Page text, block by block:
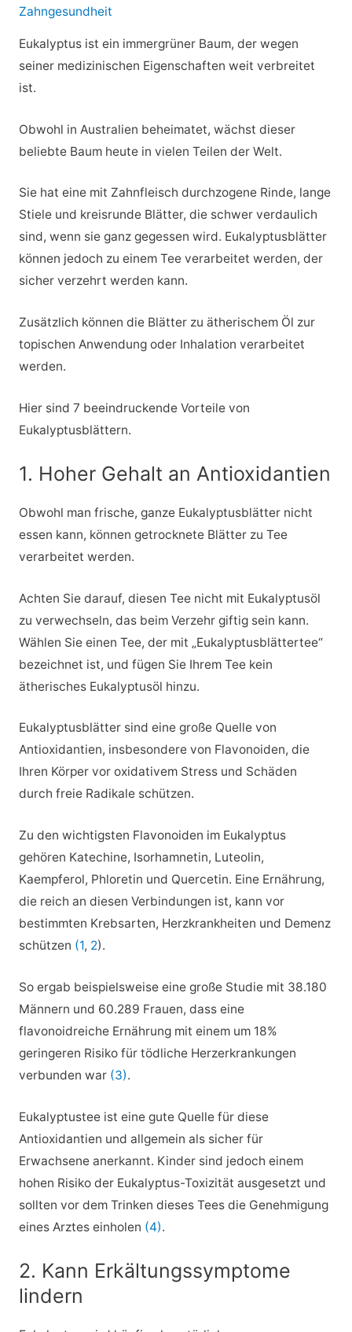
Zahngesundheit
Eukalyptus ist ein immergrüner Baum, der wegen
seiner medizinischen Eigenschaften weit verbreitet
ist.
Obwohl in Australien beheimatet, wächst dieser
beliebte Baum heute in vielen Teilen der Welt.
Sie hat eine mit Zahnfleisch durchzogene Rinde, lange
Stiele und kreisrunde Blätter, die schwer verdaulich
sind, wenn sie ganz gegessen wird. Eukalyptusblätter
können jedoch zu einem Tee verarbeitet werden, der
sicher verzehrt werden kann.
Zusätzlich können die Blätter zu ätherischem Öl zur
topischen Anwendung oder Inhalation verarbeitet
werden.
Hier sind 7 beeindruckende Vorteile von
Eukalyptusblättern.
1. Hoher Gehalt an Antioxidantien
Obwohl man frische, ganze Eukalyptusblätter nicht
essen kann, können getrocknete Blätter zu Tee
verarbeitet werden.
Achten Sie darauf, diesen Tee nicht mit Eukalyptusöl
zu verwechseln, das beim Verzehr giftig sein kann.
Wählen Sie einen Tee, der mit „Eukalyptusblättertee“
bezeichnet ist, und fügen Sie Ihrem Tee kein
ätherisches Eukalyptusöl hinzu.
Eukalyptusblätter sind eine große Quelle von
Antioxidantien, insbesondere von Flavonoiden, die
Ihren Körper vor oxidativem Stress und Schäden
durch freie Radikale schützen.
Zu den wichtigsten Flavonoiden im Eukalyptus
gehören Katechine, Isorhamnetin, Luteolin,
Kaempferol, Phloretin und Quercetin. Eine Ernährung,
die reich an diesen Verbindungen ist, kann vor
bestimmten Krebsarten, Herzkrankheiten und Demenz
schützen (1, 2).
So ergab beispielsweise eine große Studie mit 38.180
Männern und 60.289 Frauen, dass eine
flavonoidreiche Ernährung mit einem um 18%
geringeren Risiko für tödliche Herzerkrankungen
verbunden war(3).
Eukalyptustee ist eine gute Quelle für diese
Antioxidantien und allgemein als sicher für
Erwachsene anerkannt. Kinder sind jedoch einem
hohen Risiko der Eukalyptus-Toxizität ausgesetzt und
sollten vor dem Trinken dieses Tees die Genehmigung
eines Arztes einholen (4).
2. Kann Erkältungssymptome
lindern